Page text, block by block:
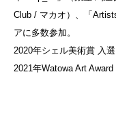
Club / マカオ）、「
アに多数参加。
2020年シェル美術賞 入
2021年Watowa Art Award